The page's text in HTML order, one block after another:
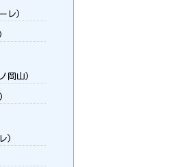
レ)
岡山)
)